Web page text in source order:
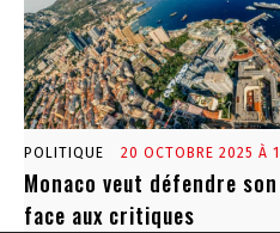
POLITIQUE 20 OCTOBRE 2025 À
Monaco veut défendre
face aux critiques